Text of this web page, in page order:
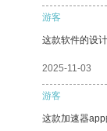
游客
这款软件的设
2025-11-03
游客
这款加速器